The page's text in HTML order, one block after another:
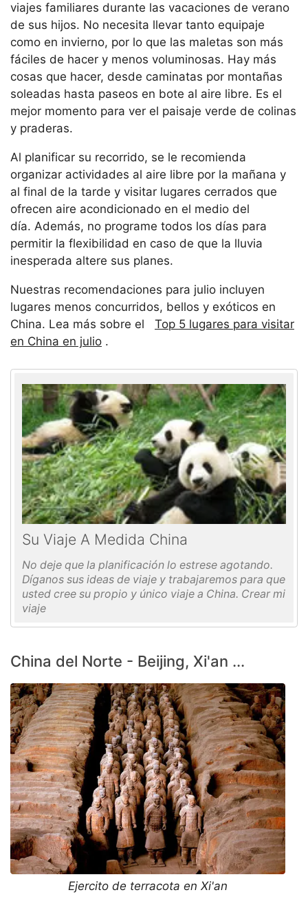
viajes familiares durante las vacaciones de verano
de sus hijos. No necesita llevar tanto equipaje
como en invierno, por lo que las maletas son más
fáciles de hacer y menos voluminosas. Hay más
cosas que hacer, desde caminatas por montañas
soleadas hasta paseos en bote al aire libre. Es el
mejor momento para ver el paisaje verde de colinas
y praderas.
Al planificar su recorrido, se le recomienda
organizar actividades al aire libre por la mañana y
al final de la tarde y visitar lugares cerrados que
ofrecen aire acondicionado en el medio del
día. Además, no programe todos los días para
permitir la flexibilidad en caso de que la lluvia
inesperada altere sus planes.
Nuestras recomendaciones para julio incluyen
lugares menos concurridos, bellos y exóticos en
China. Lea más sobre el Top 5 lugares para visitar
en China en julio .
Su Viaje A Medida China
No deje que la planificación lo estrese agotando.
Díganos sus ideas de viaje y trabajaremos para que
usted cree su propio y único viaje a China. Crear mi
viaje
China del Norte - Beijing, Xi'an ...
Ejercito de terracota en Xi'an